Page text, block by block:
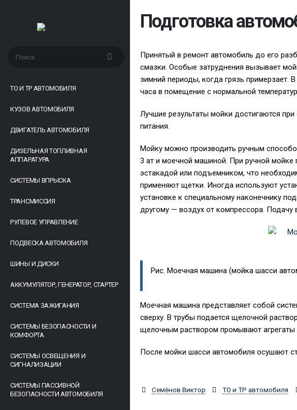
ТО И ТР АВТОМОБИЛЯ
КУЗОВ АВТОМОБИЛЯ
ДВИГАТЕЛЬ АВТОМОБИЛЯ
ДИЗЕЛЬНАЯ ТОПЛИВНАЯ
АППАРАТУРА
СИСТЕМЫ ВПРЫСКА
ТРАНСМИССИЯ
РУЛЕВОЕ УПРАВЛЕНИЕ
ПОДВЕСКА АВТОМОБИЛЯ
ШИНЫ И ДИСКИ
АККУМУЛЯТОР, ГЕНЕРАТОР, СТАРТЕР
СИСТЕМА ЗАЖИГАНИЯ
СИСТЕМЫ БЕЗОПАСНОСТИ И
КОМФОРТА
СИСТЕМЫ ОСВЕЩЕНИЯ И
СИГНАЛИЗАЦИИ
СИСТЕМЫ ПАССИВНОЙ
БЕЗОПАСНОСТИ АВТОМОБИЛЯ
Подготовка
Принятый в ремонт автомобиль до его
смазки. Особые затруднения вызывает
зимний периоды, когда грязь примерзает.
часа в помещение с нормальной
Лучшие результаты мойки достигаются
питания.
Мойку можно производить ручным
3 ат и моечной машиной. При ручной
эстакадой или подъемником, что
применяют щетки. Иногда используют
установке к специальному наконечнику
другому — воздух от компрессора. Подачу
Рис. Моечная машина (мойка шасси
Моечная машина представляет собой
сверху. В трубы подается щелочной
щелочным раствором промывают агрегаты
После мойки шасси автомобиля осушают
Семёнов Виктор ТО и ТР автомобиля